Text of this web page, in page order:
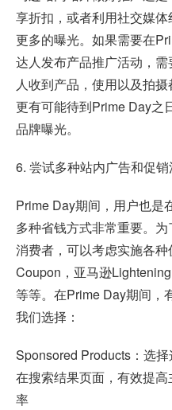
享折扣，或者利用社交媒
更多的曝光。如果需要在
达人发布产品推广活动，
人收到产品，使用以及拍
更有可能待到Prime Day之
品牌曝光。
6. 尝试多种站内广告和促销
Prime Day期间，用户也是
多种省钱方式非常重要。
消费者，可以考虑实施各
Coupon，亚马逊
等等。在Prime Day期间，
我们选择：
Sponsored Products：选
在搜索结果页面，有效提
率